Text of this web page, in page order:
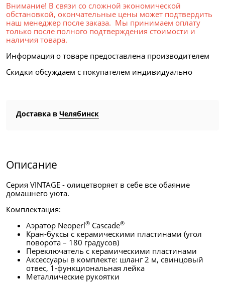
Внимание! В связи со сложной экономической
обстановкой, окончательные цены может подтвердить
наш менеджер после заказа. Мы принимаем оплату
только после полного подтверждения стоимости и
наличия товара.
Информация о товаре предоставлена производителем
Скидки обсуждаем с покупателем индивидуально
Доставка в Челябинск
Описание
Серия VINTAGE - олицетворяет в себе все обаяние
домашнего уюта.
Комплектация:
Аэратор Neoperl® Cascade®
Кран-буксы с керамическими пластинами (угол
поворота – 180 градусов)
Переключатель с керамическими пластинами
Аксессуары в комплекте: шланг 2 м, свинцовый
отвес, 1-функциональная лейка
Металлические рукоятки